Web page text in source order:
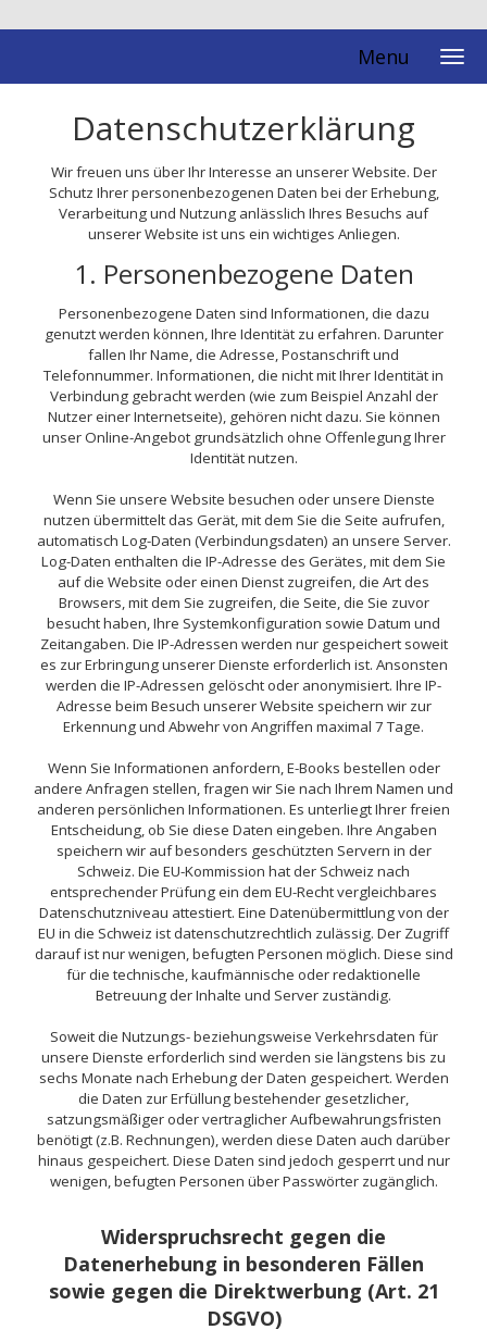
Menu
Datenschutzerklärung
Wir freuen uns über Ihr Interesse an unserer Website. Der
Schutz Ihrer personenbezogenen Daten bei der Erhebung,
Verarbeitung und Nutzung anlässlich Ihres Besuchs auf
unserer Website ist uns ein wichtiges Anliegen.
1. Personenbezogene Daten
Personenbezogene Daten sind Informationen, die dazu
genutzt werden können, Ihre Identität zu erfahren. Darunter
fallen Ihr Name, die Adresse, Postanschrift und
Telefonnummer. Informationen, die nicht mit Ihrer Identität in
Verbindung gebracht werden (wie zum Beispiel Anzahl der
Nutzer einer Internetseite), gehören nicht dazu. Sie können
unser Online-Angebot grundsätzlich ohne Offenlegung Ihrer
Identität nutzen.
Wenn Sie unsere Website besuchen oder unsere Dienste
nutzen übermittelt das Gerät, mit dem Sie die Seite aufrufen,
automatisch Log-Daten (Verbindungsdaten) an unsere Server.
Log-Daten enthalten die IP-Adresse des Gerätes, mit dem Sie
auf die Website oder einen Dienst zugreifen, die Art des
Browsers, mit dem Sie zugreifen, die Seite, die Sie zuvor
besucht haben, Ihre Systemkonfiguration sowie Datum und
Zeitangaben. Die IP-Adressen werden nur gespeichert soweit
es zur Erbringung unserer Dienste erforderlich ist. Ansonsten
werden die IP-Adressen gelöscht oder anonymisiert. Ihre IP-
Adresse beim Besuch unserer Website speichern wir zur
Erkennung und Abwehr von Angriffen maximal 7 Tage.
Wenn Sie Informationen anfordern, E-Books bestellen oder
andere Anfragen stellen, fragen wir Sie nach Ihrem Namen und
anderen persönlichen Informationen. Es unterliegt Ihrer freien
Entscheidung, ob Sie diese Daten eingeben. Ihre Angaben
speichern wir auf besonders geschützten Servern in der
Schweiz. Die EU-Kommission hat der Schweiz nach
entsprechender Prüfung ein dem EU-Recht vergleichbares
Datenschutzniveau attestiert. Eine Datenübermittlung von der
EU in die Schweiz ist datenschutzrechtlich zulässig. Der Zugriff
darauf ist nur wenigen, befugten Personen möglich. Diese sind
für die technische, kaufmännische oder redaktionelle
Betreuung der Inhalte und Server zuständig.
Soweit die Nutzungs- beziehungsweise Verkehrsdaten für
unsere Dienste erforderlich sind werden sie längstens bis zu
sechs Monate nach Erhebung der Daten gespeichert. Werden
die Daten zur Erfüllung bestehender gesetzlicher,
satzungsmäßiger oder vertraglicher Aufbewahrungsfristen
benötigt (z.B. Rechnungen), werden diese Daten auch darüber
hinaus gespeichert. Diese Daten sind jedoch gesperrt und nur
wenigen, befugten Personen über Passwörter zugänglich.
Widerspruchsrecht gegen die
Datenerhebung in besonderen Fällen
sowie gegen die Direktwerbung (Art. 21
DSGVO)